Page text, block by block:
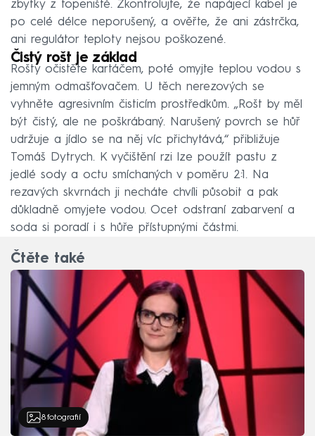
zbytky z topeniště. Zkontrolujte, že napájecí kabel je
po celé délce neporušený, a ověřte, že ani zástrčka,
ani regulátor teploty nejsou poškozené.
Čistý rošt je základ
Rošty očistěte kartáčem, poté omyjte teplou vodou s
jemným odmašťovačem. U těch nerezových se
vyhněte agresivním čisticím prostředkům. „Rošt by měl
být čistý, ale ne poškrábaný. Narušený povrch se hůř
udržuje a jídlo se na něj víc přichytává,“ přibližuje
Tomáš Dytrych. K vyčištění rzi lze použít pastu z
jedlé sody a octu smíchaných v poměru 2:1. Na
rezavých skvrnách ji necháte chvíli působit a pak
důkladně omyjete vodou. Ocet odstraní zabarvení a
soda si poradí i s hůře přístupnými částmi.
Čtěte také
8 fotografií